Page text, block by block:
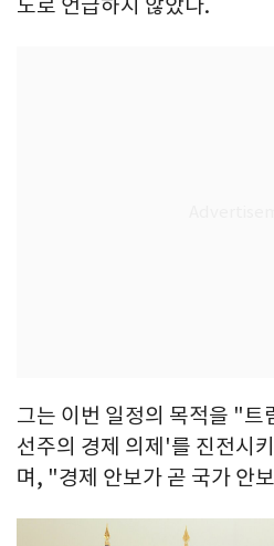
도로 언급하지 않았다.
그는 이번 일정의 목적을 "트
선주의 경제 의제'를 진전시
며, "경제 안보가 곧 국가 안